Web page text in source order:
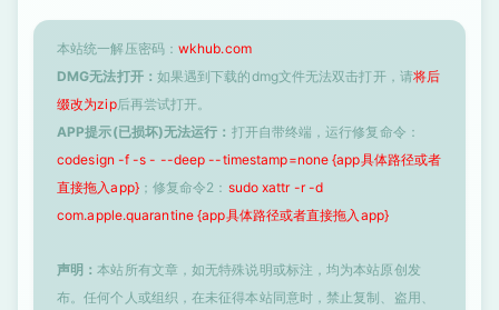
本站统一解压密码： wkhub.com
DMG无法打开： 如果遇到下载的dmg文件无法双击打开，请将后
缀改为zip后再尝试打开。
APP提示(已损坏)无法运行： 打开自带终端，运行修复命令：
codesign -f -s - --deep --timestamp=none {app具体路径或者
直接拖入app}；修复命令2： sudo xattr -r -d
com.apple.quarantine {app具体路径或者直接拖入app}
声明：本站所有文章，如无特殊说明或标注，均为本站原创发
布。任何个人或组织，在未征得本站同意时，禁止复制、盗用、